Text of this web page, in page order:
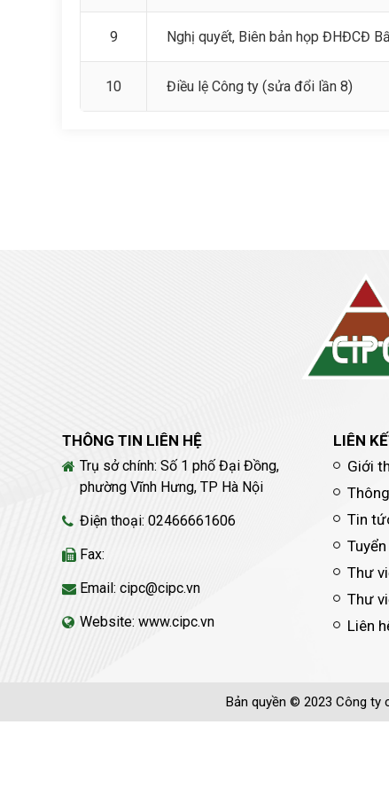
9 Nghị quyết, Biên bản họp ĐHĐCĐ
10 Điều lệ Công ty (sửa đổi lần 8)
THÔNG TIN LIÊN HỆ
Trụ sở chính: Số 1 phố Đại Đồng,
phường Vĩnh Hưng, TP Hà Nội
Điện thoại: 02466661606
Fax:
Email: cipc@cipc.vn
Website: www.cipc.vn
LIÊN
Giới
Tin
Thư
Thư
Liên
Bản quyền © 2023 Công ty